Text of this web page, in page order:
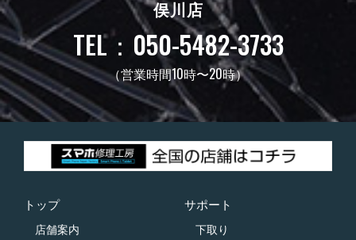
俣川店
TEL：050-5482-3733
（営業時間10時〜20時）
トップ
店舗案内
サポート
下取り